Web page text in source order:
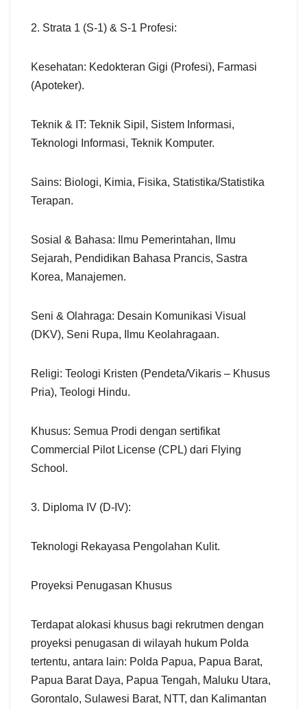
2. Strata 1 (S-1) & S-1 Profesi:
Kesehatan: Kedokteran Gigi (Profesi), Farmasi
(Apoteker).
Teknik & IT: Teknik Sipil, Sistem Informasi,
Teknologi Informasi, Teknik Komputer.
Sains: Biologi, Kimia, Fisika, Statistika/Statistika
Terapan.
Sosial & Bahasa: Ilmu Pemerintahan, Ilmu
Sejarah, Pendidikan Bahasa Prancis, Sastra
Korea, Manajemen.
Seni & Olahraga: Desain Komunikasi Visual
(DKV), Seni Rupa, Ilmu Keolahragaan.
Religi: Teologi Kristen (Pendeta/Vikaris – Khusus
Pria), Teologi Hindu.
Khusus: Semua Prodi dengan sertifikat
Commercial Pilot License (CPL) dari Flying
School.
3. Diploma IV (D-IV):
Teknologi Rekayasa Pengolahan Kulit.
Proyeksi Penugasan Khusus
Terdapat alokasi khusus bagi rekrutmen dengan
proyeksi penugasan di wilayah hukum Polda
tertentu, antara lain: Polda Papua, Papua Barat,
Papua Barat Daya, Papua Tengah, Maluku Utara,
Gorontalo, Sulawesi Barat, NTT, dan Kalimantan